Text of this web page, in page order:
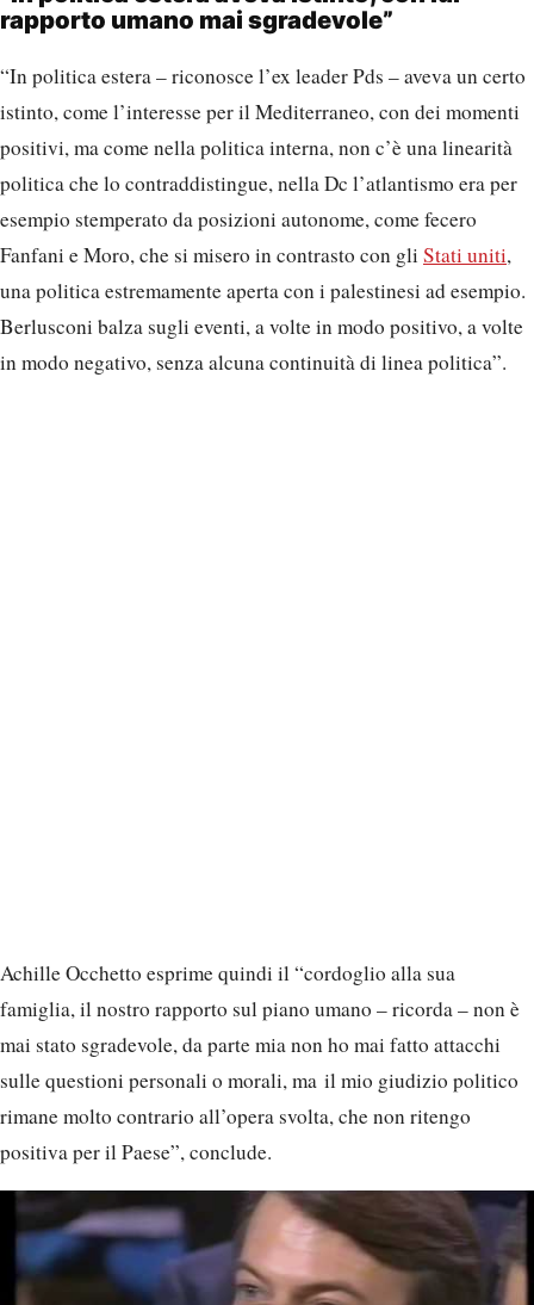
rapporto umano mai sgradevole”
“In politica estera – riconosce l’ex leader Pds – aveva un certo
istinto, come l’interesse per il Mediterraneo, con dei momenti
positivi, ma come nella politica interna, non c’è una linearità
politica che lo contraddistingue, nella Dc l’atlantismo era per
esempio stemperato da posizioni autonome, come fecero
Fanfani e Moro, che si misero in contrasto con gli Stati uniti,
una politica estremamente aperta con i palestinesi ad esempio.
Berlusconi balza sugli eventi, a volte in modo positivo, a volte
in modo negativo, senza alcuna continuità di linea politica”.
Achille Occhetto esprime quindi il “cordoglio alla sua
famiglia, il nostro rapporto sul piano umano – ricorda – non è
mai stato sgradevole, da parte mia non ho mai fatto attacchi
sulle questioni personali o morali, ma il mio giudizio politico
rimane molto contrario all’opera svolta, che non ritengo
positiva per il Paese”, conclude.